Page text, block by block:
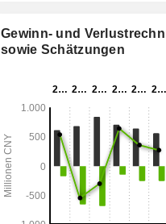
Flaschenverschlüsse, aus
Kunststoff kombinierte
Fälschungssicherung, die in den
Spirituosen, Gesundheitsweine,
Funktionsgetränke,
hochwertiges Trinkwasser,
anderen Konsumgüterbereichen
sind. Das Unternehmen ist
dem inländischen und dem
Gewinn- und
sowie Schätzungen